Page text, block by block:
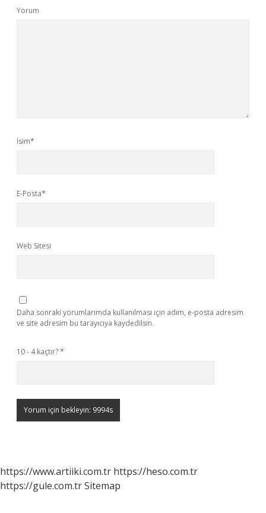
Yorum
İsim*
E-Posta*
Web Sitesi
Daha sonraki yorumlarımda kullanılması için adım, e-posta adresim
ve site adresim bu tarayıcıya kaydedilsin.
10 - 4 kaçtır?*
https://www.artiiki.com.tr https://heso.com.tr
https://gule.com.trSitemap